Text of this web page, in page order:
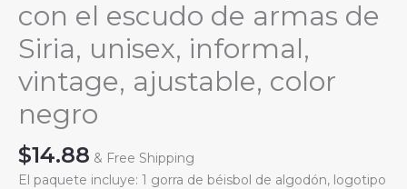
con el escudo de armas de
Siria, unisex, informal,
vintage, ajustable, color
negro
$14.88 & Free Shipping
El paquete incluye: 1 gorra de béisbol de algodón, logotipo